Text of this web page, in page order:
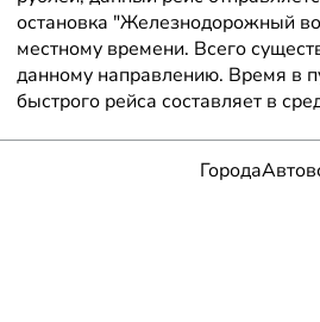
остановка "Железнодорожный
местному времени. Всего
данному направлению. Время в
быстрого рейса составляет в
Города